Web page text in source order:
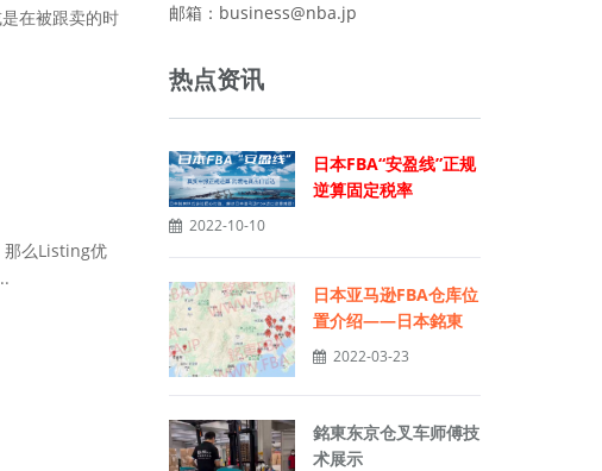
在被跟卖的时
那么Listing优
邮箱： business@nba.jp
热点资讯
日本FBA“安盈线”正规
逆算固定税率
2022-10-10
日本亚马逊FBA仓库位
置介绍——日本銘東
2022-03-23
銘東东京仓叉车师傅技
术展示